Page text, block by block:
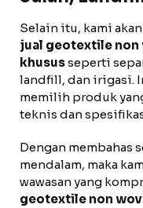
Selain itu, kami
jual geotextile non
khususseperti
landfill, dan irigasi.
memilih produk
teknis dan
Dengan membahas
mendalam, maka
wawasan yang
geotextile non